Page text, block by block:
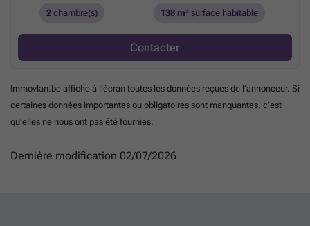
2 chambre(s) 138 m² surface habitable
Contacter
Immovlan.be affiche à l’écran toutes les données reçues de l’annonceur. Si
certaines données importantes ou obligatoires sont manquantes, c’est
qu’elles ne nous ont pas été fournies.
Dernière modification 02/07/2026